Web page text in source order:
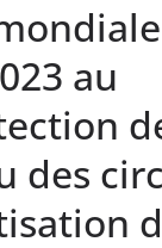
au
des